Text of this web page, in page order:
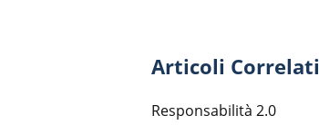
Articoli Correlati
Responsabilità 2.0